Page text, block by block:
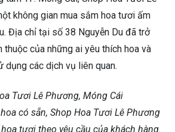
không gian mua sắm hoa tươi ấm
Địa chỉ tại số 38 Nguyễn Du đã trở
thuộc của những ai yêu thích hoa và
dụng các dịch vụ liên quan.
có sẵn, Shop Hoa Tươi Lê Phương
tươi theo yêu cầu của khách hàng.